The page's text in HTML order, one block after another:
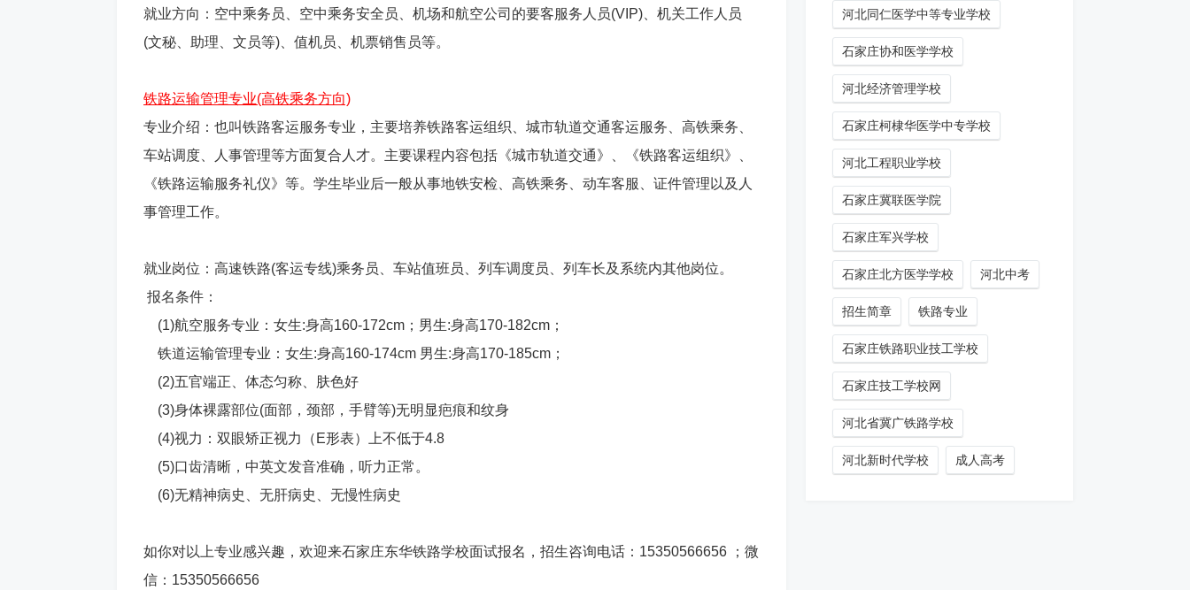
就业方向：空中乘务员、空中乘务安全员、机场和航空公司的要客服务人员(VIP)、机关工作人员
(文秘、助理、文员等)、值机员、机票销售员等。
铁路运输管理专业(高铁乘务方向)
专业介绍：也叫铁路客运服务专业，主要培养铁路客运组织、城市轨道交通客运服务、高铁乘务、
车站调度、人事管理等方面复合人才。主要课程内容包括《城市轨道交通》、《铁路客运组织》、
《铁路运输服务礼仪》等。学生毕业后一般从事地铁安检、高铁乘务、动车客服、证件管理以及人
事管理工作。
就业岗位：高速铁路(客运专线)乘务员、车站值班员、列车调度员、列车长及系统内其他岗位。
报名条件：
(1)航空服务专业：女生:身高160-172cm；男生:身高170-182cm；
铁道运输管理专业：女生:身高160-174cm 男生:身高170-185cm；
(2)五官端正、体态匀称、肤色好
(3)身体裸露部位(面部，颈部，手臂等)无明显疤痕和纹身
(4)视力：双眼矫正视力（E形表）上不低于4.8
(5)口齿清晰，中英文发音准确，听力正常。
(6)无精神病史、无肝病史、无慢性病史
如你对以上专业感兴趣，欢迎来石家庄东华铁路学校面试报名，招生咨询电话：15350566656 ；微
信：15350566656
河北同仁医学中等专业学校
石家庄协和医学学校
河北经济管理学校
石家庄柯棣华医学中专学校
河北工程职业学校
石家庄冀联医学院
石家庄军兴学校
石家庄北方医学学校 河北中考
招生简章 铁路专业
石家庄铁路职业技工学校
石家庄技工学校网
河北省冀广铁路学校
河北新时代学校 成人高考